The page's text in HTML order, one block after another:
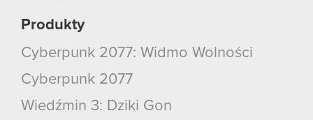
Produkty
Cyberpunk 2077: Widmo Wolności
Cyberpunk 2077
Wiedźmin 3: Dziki Gon